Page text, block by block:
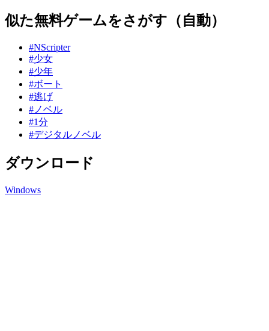
似た無料ゲームをさがす（自動）
#NScripter
#少女
#少年
#ボート
#逃げ
#ノベル
#1分
#デジタルノベル
ダウンロード
Windows